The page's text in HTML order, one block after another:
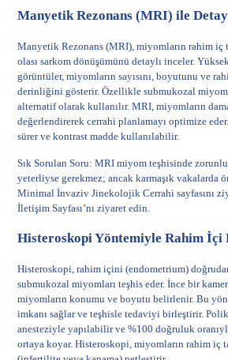
Manyetik Rezonans (MRI) ile
Manyetik Rezonans (MRI), miyomların rahim iç
olası sarkom dönüşümünü detaylı inceler.
görüntüler, miyomların sayısını, boyutunu ve
derinliğini gösterir. Özellikle submukozal
alternatif olarak kullanılır. MRI, miyomların
değerlendirerek cerrahi planlamayı optimize
sürer ve kontrast madde kullanılabilir.
Sık Sorulan Soru: MRI miyom teşhisinde
yeterliyse gerekmez; ancak karmaşık vakalarda
Minimal İnvaziv Jinekolojik Cerrahi sayfasını
İletişim Sayfası’nı ziyaret edin.
Histeroskopi Yöntemiyle Rahim İçi
Histeroskopi, rahim içini (endometrium)
submukozal miyomları teşhis eder. İnce bir
miyomların konumu ve boyutu belirlenir. Bu
imkanı sağlar ve teşhisle tedaviyi birleştirir.
anesteziyle yapılabilir ve %100 doğruluk
ortaya koyar. Histeroskopi, miyomların rahim iç